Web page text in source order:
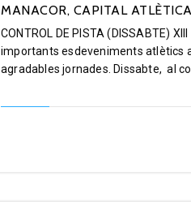
MANACOR, CAPITAL
CONTROL DE PISTA (DISSABTE)
importants esdeveniments atlètics
agradables jornades. Dissabte, al